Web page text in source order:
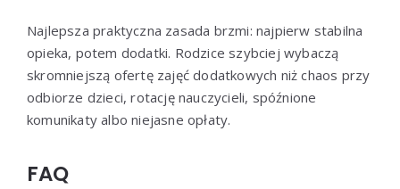
Najlepsza praktyczna zasada brzmi: najpierw stabilna
opieka, potem dodatki. Rodzice szybciej wybaczą
skromniejszą ofertę zajęć dodatkowych niż chaos przy
odbiorze dzieci, rotację nauczycieli, spóźnione
komunikaty albo niejasne opłaty.
FAQ